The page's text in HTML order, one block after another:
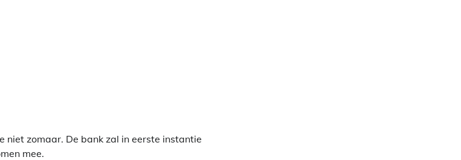
niet zomaar. De bank zal in eerste instantie
mee.